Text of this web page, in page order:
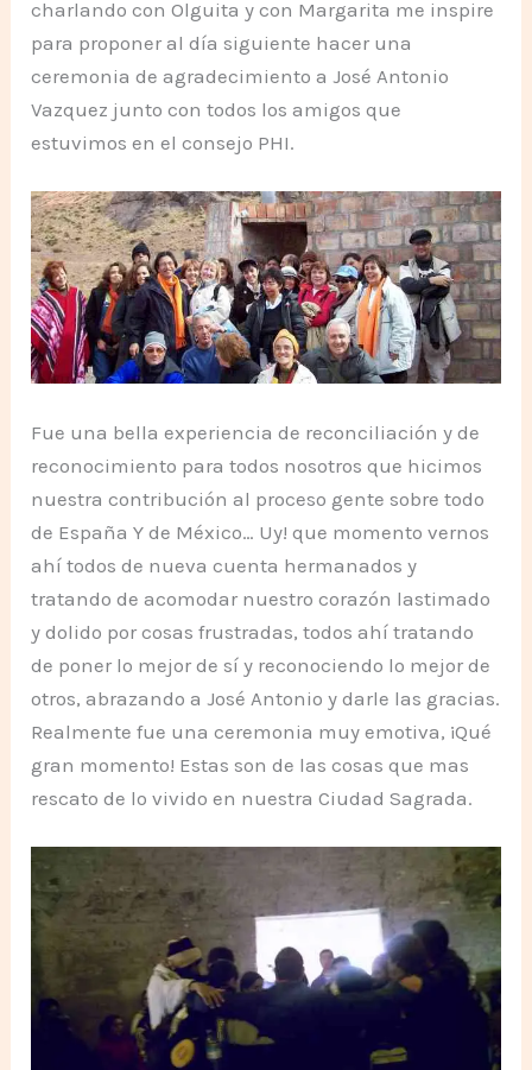
charlando con Olguita y con Margarita me inspire
para proponer al día siguiente hacer una
ceremonia de agradecimiento a José Antonio
Vazquez junto con todos los amigos que
estuvimos en el consejo PHI.
Fue una bella experiencia de reconciliación y de
reconocimiento para todos nosotros que hicimos
nuestra contribución al proceso gente sobre todo
de España Y de México… Uy! que momento vernos
ahí todos de nueva cuenta hermanados y
tratando de acomodar nuestro corazón lastimado
y dolido por cosas frustradas, todos ahí tratando
de poner lo mejor de sí y reconociendo lo mejor de
otros, abrazando a José Antonio y darle las gracias.
Realmente fue una ceremonia muy emotiva, ¡Qué
gran momento! Estas son de las cosas que mas
rescato de lo vivido en nuestra Ciudad Sagrada.